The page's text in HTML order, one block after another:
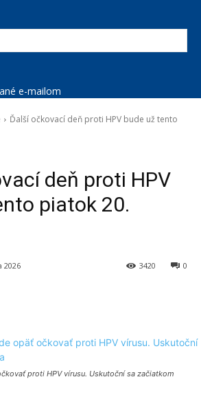
e-mailom
Ďalší očkovací deň proti HPV bude už tento
deň proti HPV
piatok 20.
2026 0
3420
proti HPV vírusu. Uskutoční sa začiatkom